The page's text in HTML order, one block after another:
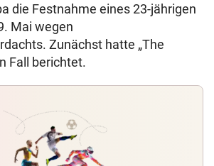
die Festnahme eines 23-jährigen
Mai wegen
Zunächst hatte „The
Fall berichtet.